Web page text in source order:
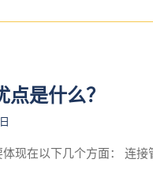
是什么？
现在以下几个方面： 连